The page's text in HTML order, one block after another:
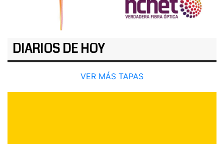
DIARIOS DE HOY
VER MÁS TAPAS